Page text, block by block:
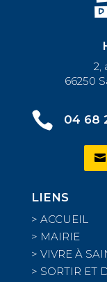
2,
66250
 04 68
LIENS
> ACCUEIL
> MAIRIE
> VIVRE À
> SORTIR ET